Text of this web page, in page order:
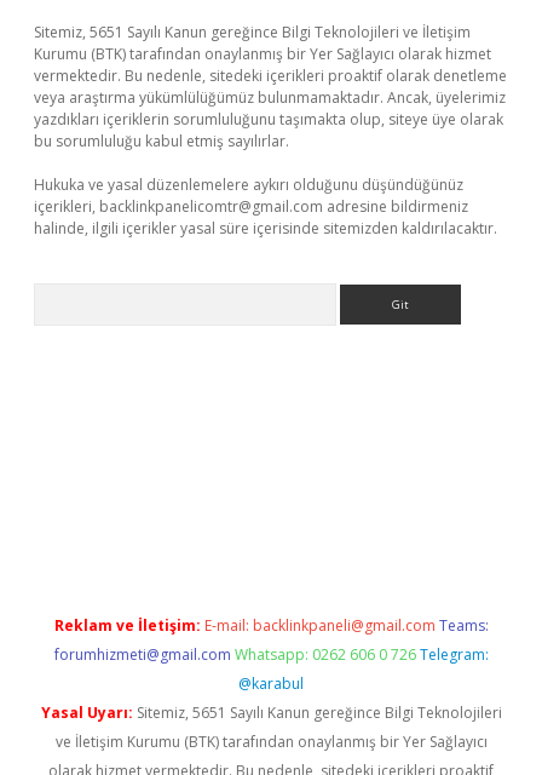
Sitemiz, 5651 Sayılı Kanun gereğince Bilgi Teknolojileri ve İletişim
Kurumu (BTK) tarafından onaylanmış bir Yer Sağlayıcı olarak hizmet
vermektedir. Bu nedenle, sitedeki içerikleri proaktif olarak denetleme
veya araştırma yükümlülüğümüz bulunmamaktadır. Ancak, üyelerimiz
yazdıkları içeriklerin sorumluluğunu taşımakta olup, siteye üye olarak
bu sorumluluğu kabul etmiş sayılırlar.
Hukuka ve yasal düzenlemelere aykırı olduğunu düşündüğünüz
içerikleri, backlinkpanelicomtr@gmail.com adresine bildirmeniz
halinde, ilgili içerikler yasal süre içerisinde sitemizden kaldırılacaktır.
Reklam ve İletişim: E-mail: backlinkpaneli@gmail.com Teams:
forumhizmeti@gmail.com Whatsapp: 0262 606 0 726 Telegram:
@karabul
Yasal Uyarı: Sitemiz, 5651 Sayılı Kanun gereğince Bilgi Teknolojileri
ve İletişim Kurumu (BTK) tarafından onaylanmış bir Yer Sağlayıcı
olarak hizmet vermektedir. Bu nedenle, sitedeki içerikleri proaktif